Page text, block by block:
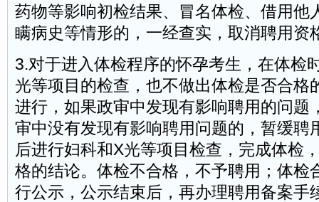
药物等影响初检结果、冒名体检、借用他
瞒病史等情形的，一经查实，取消聘用资
3.对于进入体检程序的怀孕考生，在体检
光等项目的检查，也不做出体检是否合格
进行，如果政审中发现有影响聘用的问题
审中没有发现有影响聘用问题的，暂缓聘
后进行妇科和X光等项目检查，完成体检
格的结论。体检不合格，不予聘用；体检
行公示，公示结束后，再办理聘用备案手